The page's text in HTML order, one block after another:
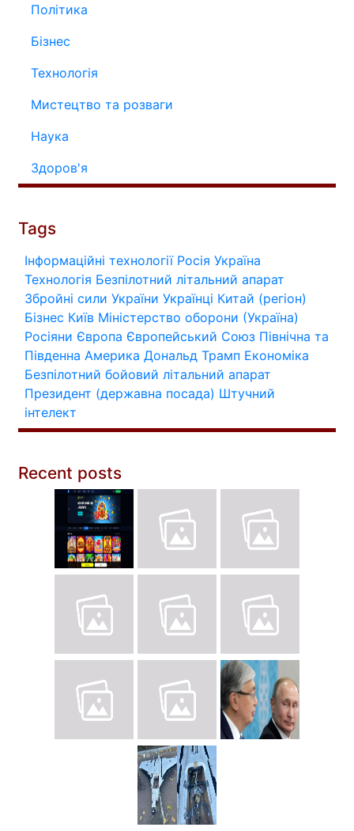
Політика
Бізнес
Технологія
Мистецтво та розваги
Наука
Здоров'я
Tags
Інформаційні технології Росія Україна
Технологія Безпілотний літальний апарат
Збройні сили України Українці Китай (регіон)
Бізнес Київ Міністерство оборони (Україна)
Росіяни Європа Європейський Союз Північна та
Південна Америка Дональд Трамп Економіка
Безпілотний бойовий літальний апарат
Президент (державна посада) Штучний
інтелект
Recent posts